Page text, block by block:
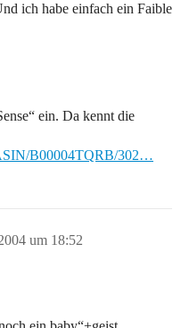
ich habe einfach ein Faible
ein. Da kennt die
B00004TQRB/302…
um 18:52